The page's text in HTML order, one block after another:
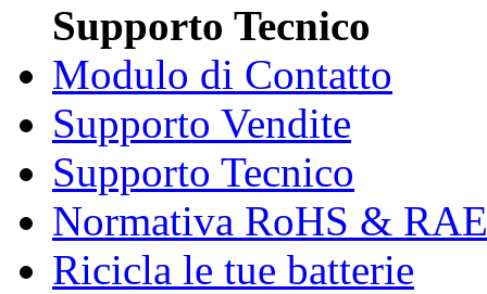
Supporto Tecnico
Modulo di Contatto
Supporto Vendite
Supporto Tecnico
Normativa RoHS &
Ricicla le tue batterie